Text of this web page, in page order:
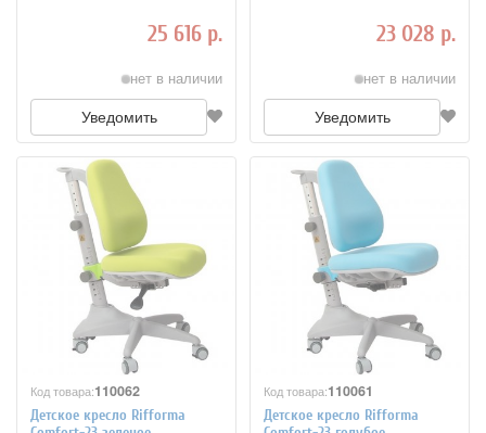
25 616 р.
нет в наличии
Уведомить
23 028 р.
нет в наличии
Уведомить
Код товара:110062
Детское кресло Rifforma
Код товара:110061
Детское кресло Rifforma